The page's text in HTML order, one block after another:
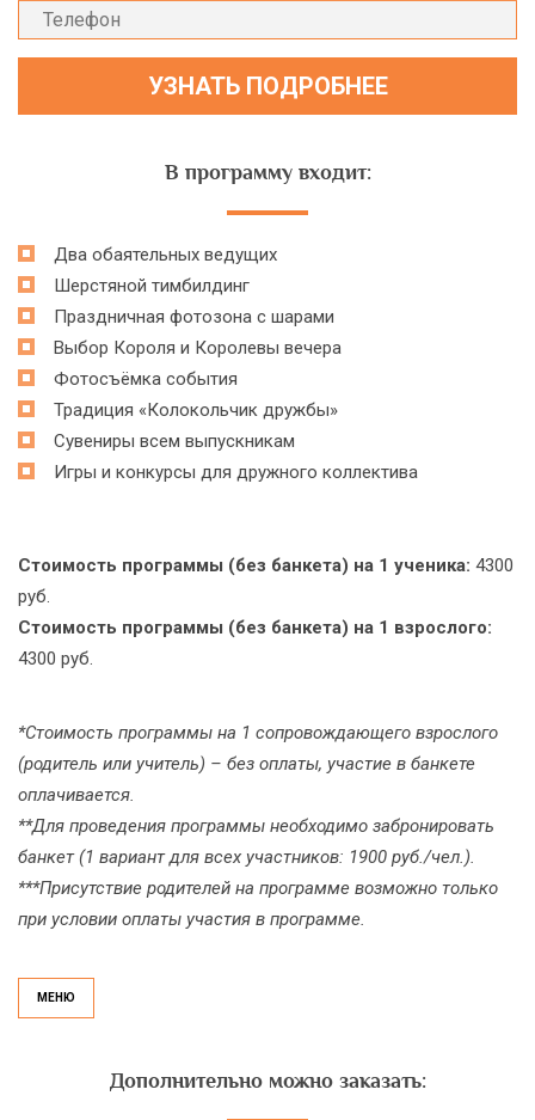
В программу входит:
Два обаятельных ведущих
Шерстяной тимбилдинг
Праздничная фотозона с шарами
Выбор Короля и Королевы вечера
Фотосъёмка события
Традиция «Колокольчик дружбы»
Сувениры всем выпускникам
Игры и конкурсы для дружного коллектива
Стоимость программы (без банкета) на 1 ученика: 4300
руб.
Стоимость программы (без банкета) на 1 взрослого:
4300 руб.
*Стоимость программы на 1 сопровождающего взрослого
(родитель или учитель) – без оплаты, участие в банкете
оплачивается.
**Для проведения программы необходимо забронировать
банкет (1 вариант для всех участников: 1900 руб./чел.).
***Присутствие родителей на программе возможно только
при условии оплаты участия в программе.
МЕНЮ
Дополнительно можно заказать: